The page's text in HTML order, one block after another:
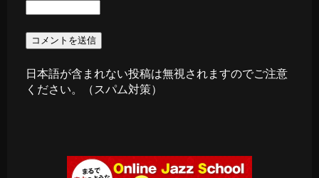
日本語が含まれない投稿は無視されますのでご注意
ください。（スパム対策）